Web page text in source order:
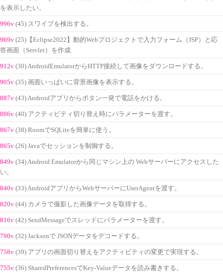
を表示したい。
996v (45) スワイプを検出する。
969v (25)【Eclipse2022】動的Webプロジェクトで入力フォーム（JSP）と応
答画面（Servlet）を作成
912v (30) AndroidEmulatorからHTTP接続して画像をダウンロードする。
905v (35) 画面いっぱいに背景画像を表示する。
887v (43) Androidアプリからボタン一発で電話をかける。
886v (40) アクティビティ切り替え時にパラメーターを渡す。
867v (38) RoomでSQLiteを簡単に使う。
865v (26) Javaでセッションを制御する。
849v (34) Android Emulatorから同じマシン上の Webサーバーにアクセスした
い。
840v (33) AndroidアプリからWebサーバーにUserAgentを渡す。
820v (44) カメラで撮影した画像データを取得する。
816v (42) SendMessageでスレッドにパラメーターを渡す。
790v (32) Jacksonで JSONデータをデコードする。
758v (39) アプリの画面切り替えをアクティビティの変更で実現する。
755v (36) SharedPreferencesでKey-Valueデータを読み書きする。